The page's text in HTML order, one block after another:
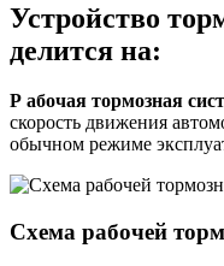
Устройство
делится на:
Р абочая тормозная
скорость движения
обычном режиме
Схема рабочей